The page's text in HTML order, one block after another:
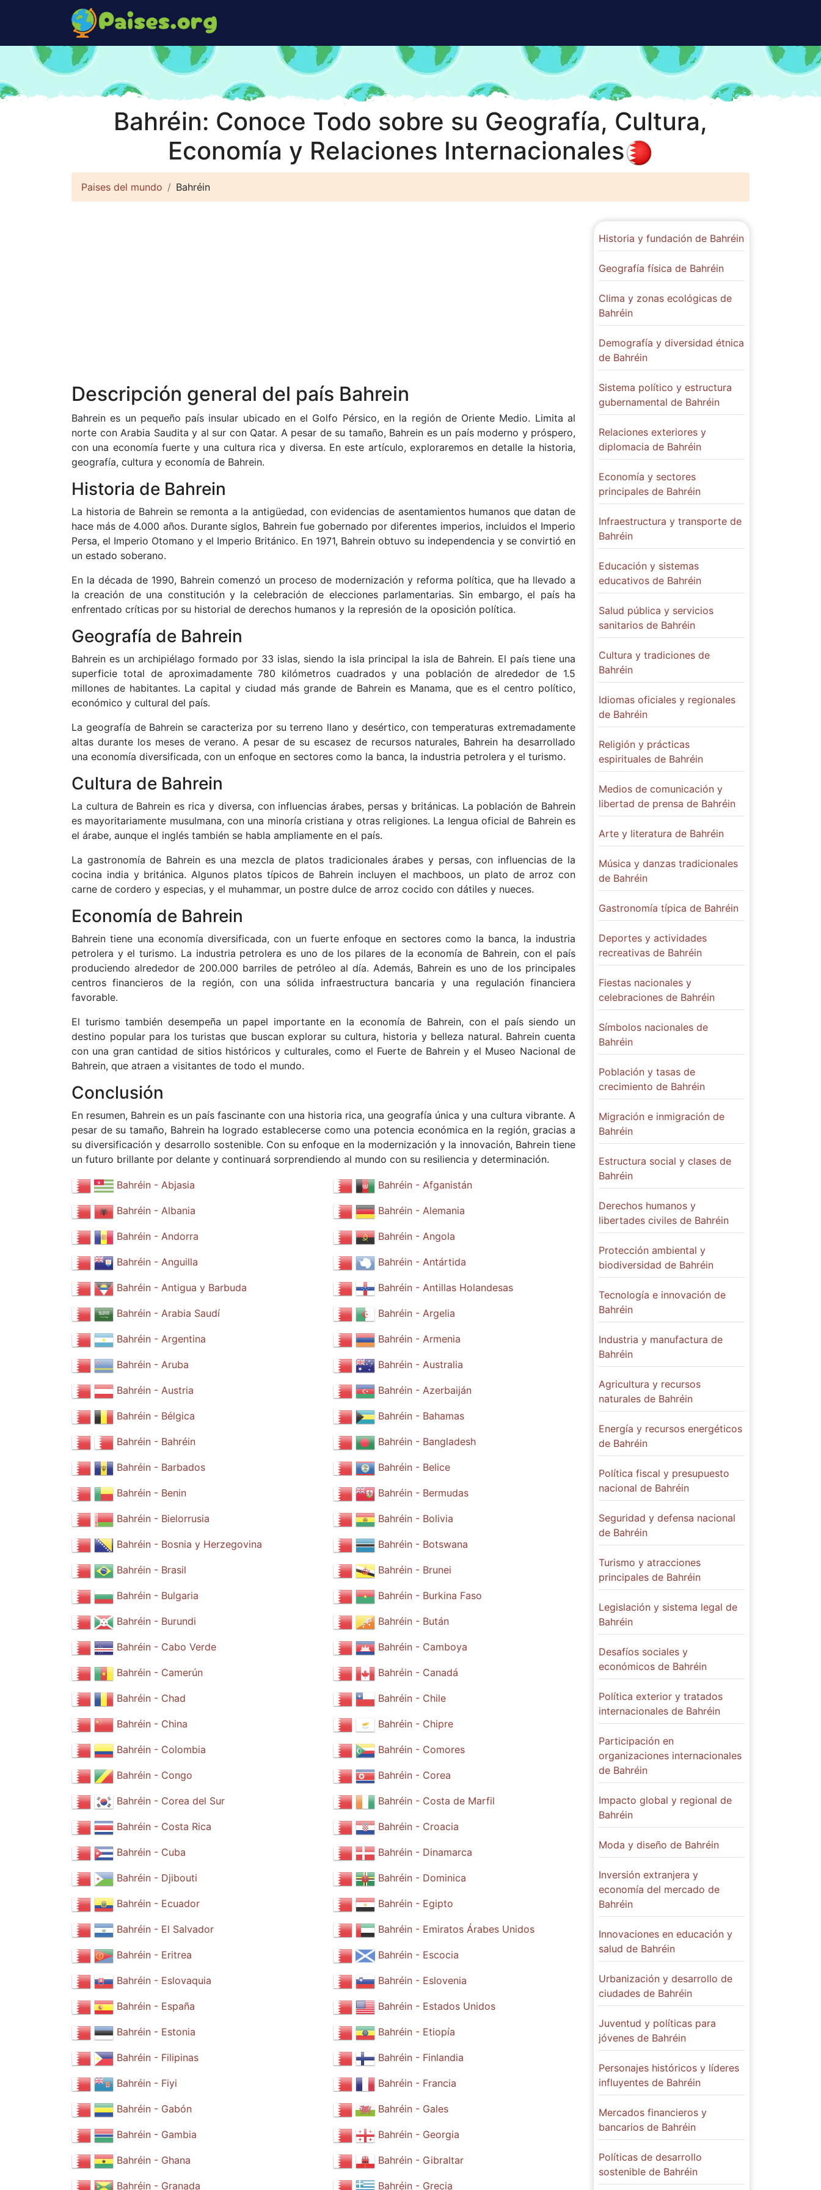
Bahréin: Conoce Todo sobre su Geografía, Cultura,
Economía y Relaciones Internacionales
Paises del mundo Bahréin
Descripción general del país Bahrein
Bahrein es un pequeño país insular ubicado en el Golfo Pérsico, en la región de Oriente Medio. Limita al
norte con Arabia Saudita y al sur con Qatar. A pesar de su tamaño, Bahrein es un país moderno y próspero,
con una economía fuerte y una cultura rica y diversa. En este artículo, exploraremos en detalle la historia,
geografía, cultura y economía de Bahrein.
Historia de Bahrein
La historia de Bahrein se remonta a la antigüedad, con evidencias de asentamientos humanos que datan de
hace más de 4.000 años. Durante siglos, Bahrein fue gobernado por diferentes imperios, incluidos el Imperio
Persa, el Imperio Otomano y el Imperio Británico. En 1971, Bahrein obtuvo su independencia y se convirtió en
un estado soberano.
En la década de 1990, Bahrein comenzó un proceso de modernización y reforma política, que ha llevado a
la creación de una constitución y la celebración de elecciones parlamentarias. Sin embargo, el país ha
enfrentado críticas por su historial de derechos humanos y la represión de la oposición política.
Geografía de Bahrein
Bahrein es un archipiélago formado por 33 islas, siendo la isla principal la isla de Bahrein. El país tiene una
superficie total de aproximadamente 780 kilómetros cuadrados y una población de alrededor de 1.5
millones de habitantes. La capital y ciudad más grande de Bahrein es Manama, que es el centro político,
económico y cultural del país.
La geografía de Bahrein se caracteriza por su terreno llano y desértico, con temperaturas extremadamente
altas durante los meses de verano. A pesar de su escasez de recursos naturales, Bahrein ha desarrollado
una economía diversificada, con un enfoque en sectores como la banca, la industria petrolera y el turismo.
Cultura de Bahrein
La cultura de Bahrein es rica y diversa, con influencias árabes, persas y británicas. La población de Bahrein
es mayoritariamente musulmana, con una minoría cristiana y otras religiones. La lengua oficial de Bahrein es
el árabe, aunque el inglés también se habla ampliamente en el país.
La gastronomía de Bahrein es una mezcla de platos tradicionales árabes y persas, con influencias de la
cocina india y británica. Algunos platos típicos de Bahrein incluyen el machboos, un plato de arroz con
carne de cordero y especias, y el muhammar, un postre dulce de arroz cocido con dátiles y nueces.
Economía de Bahrein
Bahrein tiene una economía diversificada, con un fuerte enfoque en sectores como la banca, la industria
petrolera y el turismo. La industria petrolera es uno de los pilares de la economía de Bahrein, con el país
produciendo alrededor de 200.000 barriles de petróleo al día. Además, Bahrein es uno de los principales
centros financieros de la región, con una sólida infraestructura bancaria y una regulación financiera
favorable.
El turismo también desempeña un papel importante en la economía de Bahrein, con el país siendo un
destino popular para los turistas que buscan explorar su cultura, historia y belleza natural. Bahrein cuenta
con una gran cantidad de sitios históricos y culturales, como el Fuerte de Bahrein y el Museo Nacional de
Bahrein, que atraen a visitantes de todo el mundo.
Conclusión
En resumen, Bahrein es un país fascinante con una historia rica, una geografía única y una cultura vibrante. A
pesar de su tamaño, Bahrein ha logrado establecerse como una potencia económica en la región, gracias a
su diversificación y desarrollo sostenible. Con su enfoque en la modernización y la innovación, Bahrein tiene
un futuro brillante por delante y continuará sorprendiendo al mundo con su resiliencia y determinación.
Bahréin - Abjasia Bahréin - Afganistán
Bahréin - Albania Bahréin - Alemania
Bahréin - Andorra Bahréin - Angola
Bahréin - Anguilla Bahréin - Antártida
Bahréin - Antigua y Barbuda Bahréin - Antillas Holandesas
Bahréin - Arabia Saudí Bahréin - Argelia
Bahréin - Argentina Bahréin - Armenia
Bahréin - Aruba Bahréin - Australia
Bahréin - Austria Bahréin - Azerbaiján
Bahréin - Bélgica Bahréin - Bahamas
Bahréin - Bahréin Bahréin - Bangladesh
Bahréin - Barbados Bahréin - Belice
Bahréin - Benin Bahréin - Bermudas
Bahréin - Bielorrusia Bahréin - Bolivia
Bahréin - Bosnia y Herzegovina Bahréin - Botswana
Bahréin - Brasil Bahréin - Brunei
Bahréin - Bulgaria Bahréin - Burkina Faso
Bahréin - Burundi Bahréin - Bután
Bahréin - Cabo Verde Bahréin - Camboya
Bahréin - Camerún Bahréin - Canadá
Bahréin - Chad Bahréin - Chile
Bahréin - China Bahréin - Chipre
Bahréin - Colombia Bahréin - Comores
Bahréin - Congo Bahréin - Corea
Bahréin - Corea del Sur Bahréin - Costa de Marfil
Bahréin - Costa Rica Bahréin - Croacia
Bahréin - Cuba Bahréin - Dinamarca
Bahréin - Djibouti Bahréin - Dominica
Bahréin - Ecuador Bahréin - Egipto
Bahréin - El Salvador Bahréin - Emiratos Árabes Unidos
Bahréin - Eritrea Bahréin - Escocia
Bahréin - Eslovaquia Bahréin - Eslovenia
Bahréin - España Bahréin - Estados Unidos
Bahréin - Estonia Bahréin - Etiopía
Bahréin - Filipinas Bahréin - Finlandia
Bahréin - Fiyi Bahréin - Francia
Bahréin - Gabón Bahréin - Gales
Bahréin - Gambia Bahréin - Georgia
Bahréin - Ghana Bahréin - Gibraltar
Bahréin - Granada Bahréin - Grecia
Historia y fundación de Bahréin
Geografía física de Bahréin
Clima y zonas ecológicas de
Bahréin
Demografía y diversidad étnica
de Bahréin
Sistema político y estructura
gubernamental de Bahréin
Relaciones exteriores y
diplomacia de Bahréin
Economía y sectores
principales de Bahréin
Infraestructura y transporte de
Bahréin
Educación y sistemas
educativos de Bahréin
Salud pública y servicios
sanitarios de Bahréin
Cultura y tradiciones de
Bahréin
Idiomas oficiales y regionales
de Bahréin
Religión y prácticas
espirituales de Bahréin
Medios de comunicación y
libertad de prensa de Bahréin
Arte y literatura de Bahréin
Música y danzas tradicionales
de Bahréin
Gastronomía típica de Bahréin
Deportes y actividades
recreativas de Bahréin
Fiestas nacionales y
celebraciones de Bahréin
Símbolos nacionales de
Bahréin
Población y tasas de
crecimiento de Bahréin
Migración e inmigración de
Bahréin
Estructura social y clases de
Bahréin
Derechos humanos y
libertades civiles de Bahréin
Protección ambiental y
biodiversidad de Bahréin
Tecnología e innovación de
Bahréin
Industria y manufactura de
Bahréin
Agricultura y recursos
naturales de Bahréin
Energía y recursos energéticos
de Bahréin
Política fiscal y presupuesto
nacional de Bahréin
Seguridad y defensa nacional
de Bahréin
Turismo y atracciones
principales de Bahréin
Legislación y sistema legal de
Bahréin
Desafíos sociales y
económicos de Bahréin
Política exterior y tratados
internacionales de Bahréin
Participación en
organizaciones internacionales
de Bahréin
Impacto global y regional de
Bahréin
Moda y diseño de Bahréin
Inversión extranjera y
economía del mercado de
Bahréin
Innovaciones en educación y
salud de Bahréin
Urbanización y desarrollo de
ciudades de Bahréin
Juventud y políticas para
jóvenes de Bahréin
Personajes históricos y líderes
influyentes de Bahréin
Mercados financieros y
bancarios de Bahréin
Políticas de desarrollo
sostenible de Bahréin